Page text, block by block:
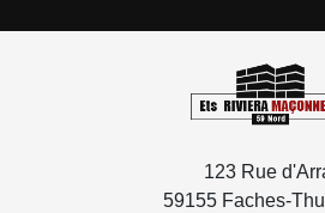
123 Rue
59155 Faches-